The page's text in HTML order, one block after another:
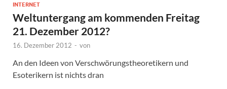
INTERNET
Weltuntergang am kommenden Freitag
21. Dezember 2012?
16. Dezember 2012 - von
An den Ideen von Verschwörungstheoretikern und
Esoterikern ist nichts dran